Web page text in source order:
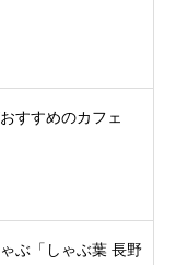
すすめのカフェ
ぶ「しゃぶ葉 長野